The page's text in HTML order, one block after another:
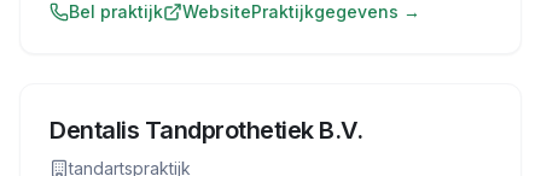
Bel praktijk WebsitePraktijkgegevens →
Dentalis Tandprothetiek B.V.
tandartspraktijk